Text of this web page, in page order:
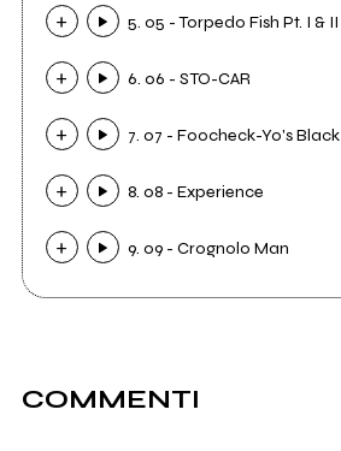
5. 05 - Torpedo Fish Pt. I & II
6. 06 - STO-CAR
7. 07 - Foocheck-Yo's Black
8. 08 - Experience
9. 09 - Crognolo Man
COMMENTI